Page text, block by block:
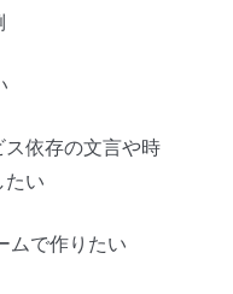
依存の文言や時
たい
ムで作りたい